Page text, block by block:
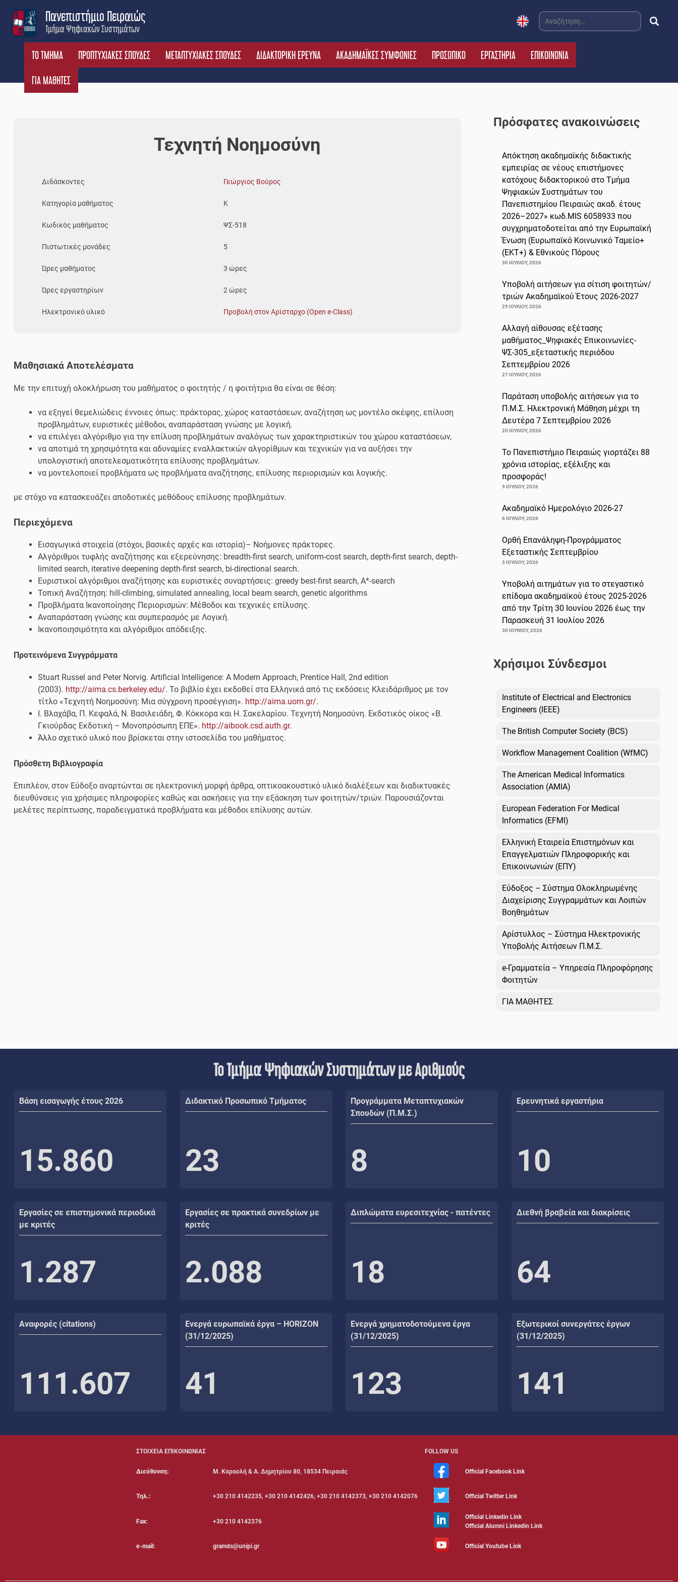
content
Τμήμα Ψηφιακών Συστημάτων
Πανεπιστήμιο Πειραιώς
Αναζήτηση
για:
ΤΟ ΤΜΗΜΑ ΠΡΟΠΤΥΧΙΑΚΕΣ ΣΠΟΥΔΕΣ ΜΕΤΑΠΤΥΧΙΑΚΕΣ ΣΠΟΥΔΕΣ ΔΙΔΑΚΤΟΡΙΚΗ ΕΡΕΥΝΑ ΑΚΑΔΗΜΑΪΚΕΣ ΣΥΜΦΩΝΙΕΣ ΠΡΟΣΩΠΙΚΟ ΕΡΓΑΣΤΗΡΙΑ ΕΠΙΚΟΙΝΩΝΙΑ
ΓΙΑ ΜΑΘΗΤΕΣ
Τεχνητή Νοημοσύνη
Διδάσκοντες Γεώργιος Βούρος
Κατηγορία μαθήματος Κ
Κωδικός μαθήματος ΨΣ-518
Πιστωτικές μονάδες 5
Ώρες μαθήματος 3 ώρες
Ώρες εργαστηρίων 2 ώρες
Ηλεκτρονικό υλικό Προβολή στον Αρίσταρχο (Open e-Class)
Μαθησιακά Αποτελέσματα
Με την επιτυχή ολοκλήρωση του μαθήματος ο φοιτητής / η φοιτήτρια θα είναι σε θέση:
να εξηγεί θεμελιώδεις έννοιες όπως: πράκτορας, χώρος καταστάσεων, αναζήτηση ως μοντέλο σκέψης, επίλυση
προβλημάτων, ευριστικές μέθοδοι, αναπαράσταση γνώσης με λογική.
να επιλέγει αλγόριθμο για την επίλυση προβλημάτων αναλόγως των χαρακτηριστικών του χώρου καταστάσεων,
να αποτιμά τη χρησιμότητα και αδυναμίες εναλλακτικών αλγορίθμων και τεχνικών για να αυξήσει την
υπολογιστική αποτελεσματικότητα επίλυσης προβλημάτων.
να μοντελοποιεί προβλήματα ως προβλήματα αναζήτησης, επίλυσης περιορισμών και λογικής.
με στόχο να κατασκευάζει αποδοτικές μεθόδους επίλυσης προβλημάτων.
Περιεχόμενα­
Εισαγωγικά στοιχεία (στόχοι, βασικές αρχές και ιστορία)– Νοήμονες πράκτορες.
Αλγόριθμοι τυφλής αναζήτησης και εξερεύνησης: breadth-first search, uniform-cost search, depth-first search, depth-
limited search, iterative deepening depth-first search, bi-directional search.
Ευριστικοί αλγόριθμοι αναζήτησης και ευριστικές συναρτήσεις: greedy best-first search, A*-search
Τοπική Αναζήτηση: hill-climbing, simulated annealing, local beam search, genetic algorithms
Προβλήματα Ικανοποίησης Περιορισμών: Μέθοδοι και τεχνικές επίλυσης.
Αναπαράσταση γνώσης και συμπερασμός με Λογική.
Ικανοποιησιμότητα και αλγόριθμοι απόδειξης.
Προτεινόμενα Συγγράμματα
Stuart Russel and Peter Norvig. Artificial Intelligenc­e: A Μodern Approach, Prentice Hall, 2nd edition
(2003). http://aima.cs.berkeley.edu/. Το βιβλίο έχει εκδοθεί στα Ελληνικά από τις εκδόσεις Κλειδάριθμος με τον
τίτλο «Τεχνητή Νοημοσύνη: Μια σύγχρονη προσέγγιση». http://aima.uom.gr/.
Ι. Βλαχάβα, Π. Κεφαλά, Ν. Βασιλειάδη, Φ. Κόκκορα και Η. Σακελαρίου. Τεχνητή Νοημοσύνη. Εκδοτικός οίκος «Β.
Γκιούρδας Εκδοτική – Μονοπρόσωπη ΕΠΕ». http://aibook.csd.auth.gr.
Άλλο σχετικό υλικό που βρίσκεται στην ιστοσελίδα του μαθήματος.
Πρόσθετη Βιβλιογραφία
Επιπλέον, στον Eύδοξο αναρτώνται σε ηλεκτρονική μορφή άρθρα, οπτικοακουστικό υλικό διαλέξεων και διαδικτυακές
διευθύνσεις για χρήσιμες πληροφορίες καθώς και ασκήσεις για την εξάσκηση των φοιτητών/τριών. Παρουσιάζονται
μελέτες περίπτωσης, παραδειγματικά προβλήματα και μέθοδοι επίλυσης αυτών.
Πρόσφατες ανακοινώσεις
Απόκτηση ακαδημαϊκής διδακτικής
εμπειρίας σε νέους επιστήμονες
κατόχους διδακτορικού στο Τμήμα
Ψηφιακών Συστημάτων του
Πανεπιστημίου Πειραιώς ακαδ. έτους
2026–2027» κωδ.MIS 6058933 που
συγχρηματοδοτείται από την Ευρωπαϊκή
Ένωση (Ευρωπαϊκό Κοινωνικό Ταμείο+
(ΕΚΤ+) & Εθνικούς Πόρους
30 ΙΟΥΛΊΟΥ, 2026
Υποβολή αιτήσεων για σίτιση φοιτητών/
τριών Ακαδημαϊκού Έτους 2026-2027
29 ΙΟΥΛΊΟΥ, 2026
Αλλαγή αίθουσας εξέτασης
μαθήματος_Ψηφιακές Επικοινωνίες-
ΨΣ-305_εξεταστικής περιόδου
Σεπτεμβρίου 2026
27 ΙΟΥΛΊΟΥ, 2026
Παράταση υποβολής αιτήσεων για το
Π.Μ.Σ. Ηλεκτρονική Μάθηση μέχρι τη
Δευτέρα 7 Σεπτεμβρίου 2026
20 ΙΟΥΛΊΟΥ, 2026
Το Πανεπιστήμιο Πειραιώς γιορτάζει 88
χρόνια ιστορίας, εξέλιξης και
προσφοράς!
9 ΙΟΥΛΊΟΥ, 2026
Ακαδημαϊκό Ημερολόγιο 2026-27
6 ΙΟΥΛΊΟΥ, 2026
Ορθή Επανάληψη-Προγράμματος
Εξεταστικής Σεπτεμβρίου
3 ΙΟΥΛΊΟΥ, 2026
Υποβολή αιτημάτων για το στεγαστικό
επίδομα ακαδημαϊκού έτους 2025-2026
από την Τρίτη 30 Ιουνίου 2026 έως την
Παρασκευή 31 Ιουλίου 2026
30 ΙΟΥΝΊΟΥ, 2026
Χρήσιμοι Σύνδεσμοι
Institute of Electrical and Electronics
Engineers (IEEE)
The British Computer Society (BCS)
Workflow Management Coalition (WfMC)
The American Medical Informatics
Association (AMIA)
European Federation For Medical
Informatics (EFMI)
Ελληνική Εταιρεία Επιστημόνων και
Επαγγελματιών Πληροφορικής και
Επικοινωνιών (ΕΠΥ)
Εύδοξος – Σύστημα Ολοκληρωμένης
Διαχείρισης Συγγραμμάτων και Λοιπών
Βοηθημάτων
Αρίστυλλος – Σύστημα Ηλεκτρονικής
Υποβολής Αιτήσεων Π.Μ.Σ.
e-Γραμματεία – Υπηρεσία Πληροφόρησης
Φοιτητών
ΓΙΑ ΜΑΘΗΤΕΣ
Το Τμήμα Ψηφιακών Συστημάτων με Αριθμούς
Βάση εισαγωγής έτους 2026
15.860
Διδακτικό Προσωπικό Τμήματος
23
Προγράμματα Μεταπτυχιακών
Σπουδών (Π.Μ.Σ.)
8
Ερευνητικά εργαστήρια
10
Εργασίες σε επιστημονικά περιοδικά
με κριτές
1.287
Εργασίες σε πρακτικά συνεδρίων με
κριτές
2.088
Διπλώματα ευρεσιτεχνίας - πατέντες
18
Διεθνή βραβεία και διακρίσεις
64
Αναφορές (citations)
111.607
Ενεργά ευρωπαϊκά έργα – HORIZON
(31/12/2025)
41
Ενεργά χρηματοδοτούμενα έργα
(31/12/2025)
123
Εξωτερικοί συνεργάτες έργων
(31/12/2025)
141
ΣΤΟΙΧΕΙΑ ΕΠΙΚΟΙΝΩΝΙΑΣ FOLLOW US
Διεύθυνση: Μ. Καραολή & Α. Δημητρίου 80, 18534 Πειραιάς Official Facebook Link
Τηλ.: +30 210 4142235, +30 210 4142426, +30 210 4142373, +30 210 4142076 Official Twitter Link
Fax: +30 210 4142376
Official Linkedin Link
Official Alumni Linkedin Link
e-mail: gramds@unipi.gr Official Youtube Link